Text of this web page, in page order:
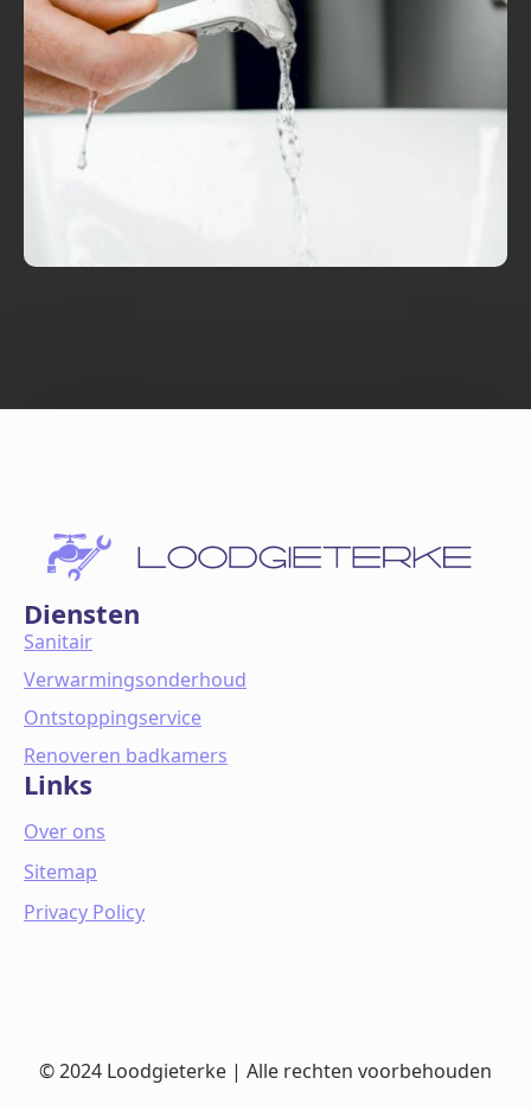
Diensten
Sanitair
Verwarmingsonderhoud
Ontstoppingservice
Renoveren badkamers
Links
Over ons
Sitemap
Privacy Policy
© 2024 Loodgieterke | Alle rechten voorbehouden